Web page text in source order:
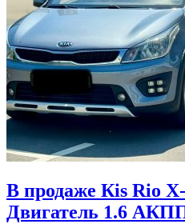
В продаже Кis Rio
Двигатель 1.6